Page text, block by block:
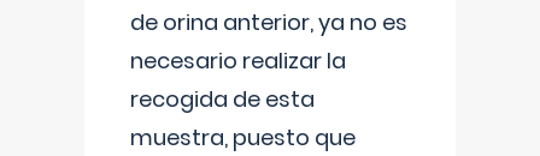
de orina anterior, ya no es
necesario realizar la
recogida de esta
muestra, puesto que